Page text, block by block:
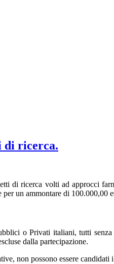
di ricerca.
di ricerca volti ad approcci
un ammontare di 100.000,00
o Privati italiani, tutti
dalla partecipazione.
non possono essere